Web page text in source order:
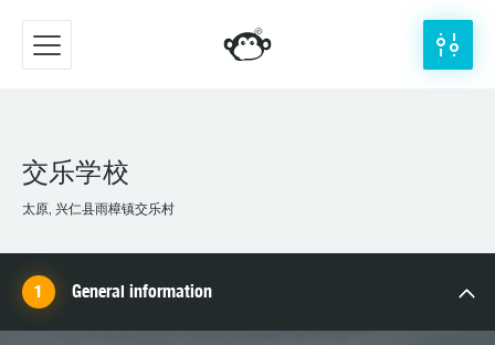
交乐学校
太原, 兴仁县雨樟镇交乐村
General information